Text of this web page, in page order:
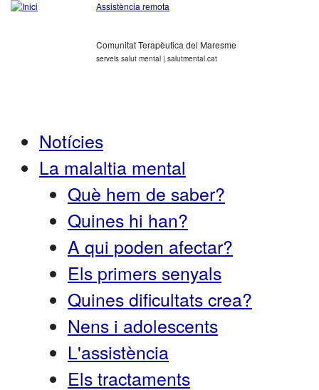
Assistència remota
Comunitat Terapèutica del Maresme
serveis salut mental | salutmental.cat
Notícies
La malaltia mental
Què hem de saber?
Quines hi han?
A qui poden afectar?
Els primers senyals
Quines dificultats crea?
Nens i adolescents
L'assistència
Els tractaments